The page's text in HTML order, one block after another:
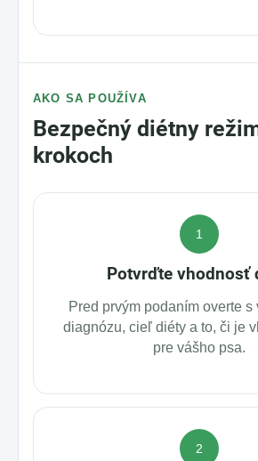
AKO SA POUŽÍVA
Bezpečný diét­ny
krokoch
1
Potvrďte vhodnosť
Pred prvým podaním overte s
diagnózu, cieľ diéty a to, či je
pre vášho psa.
2